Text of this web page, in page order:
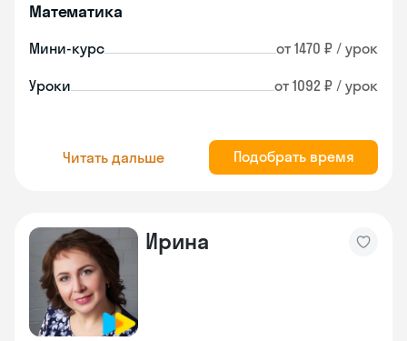
Математика
Мини-курс от 1470 ₽ / урок
Уроки от 1092 ₽ / урок
Читать дальше Подобрать время
Ирина